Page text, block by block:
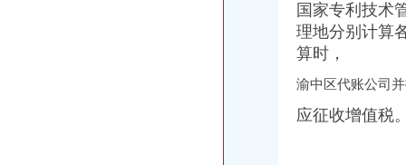
代理记账、税务咨询、清理账-重庆渝中大坪公司注册-分类168信息网
四川朝机器厂与上海重庆汽车摩托车经营公司、重庆海庆实业总公司
国家专利技术
理地分别计算
算时，
渝中区代账公司
应征收增值税